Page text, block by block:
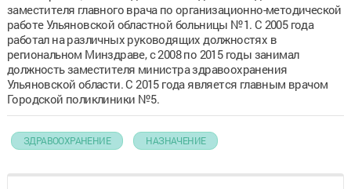
заместителя главного врача по организационно-методической
работе Ульяновской областной больницы №1. С 2005 года
работал на различных руководящих должностях в
региональном Минздраве, с 2008 по 2015 годы занимал
должность заместителя министра здравоохранения
Ульяновской области. С 2015 года является главным врачом
Городской поликлиники №5.
ЗДРАВООХРАНЕНИЕ НАЗНАЧЕНИЕ